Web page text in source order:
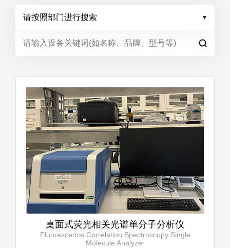
请按照部门进行搜索
桌面式荧光相关光谱单分子分析仪
Fluorescence Correlation Spectroscopy Single
Molecule Analyzer